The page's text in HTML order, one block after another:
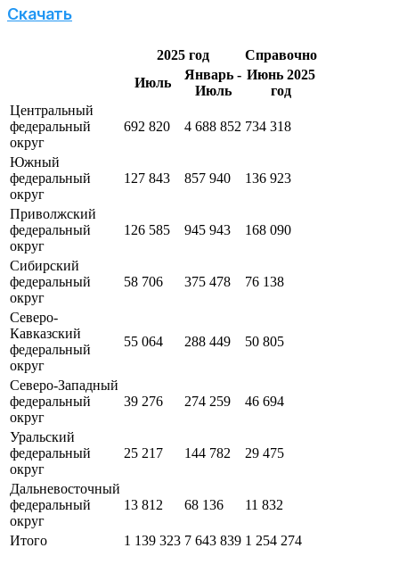
Скачать
2025 год
Справочно
Июль
Январь -
Июль
Июнь 2025
год
Центральный
федеральный
округ
692 820 4 688 852 734 318
Южный
федеральный
округ
127 843 857 940 136 923
Приволжский
федеральный
округ
126 585 945 943 168 090
Сибирский
федеральный
округ
58 706 375 478 76 138
Северо-
Кавказский
федеральный
округ
55 064 288 449 50 805
Северо-Западный
федеральный
округ
39 276 274 259 46 694
Уральский
федеральный
округ
25 217 144 782 29 475
Дальневосточный
федеральный
округ
13 812 68 136 11 832
Итого 1 139 323 7 643 839 1 254 274